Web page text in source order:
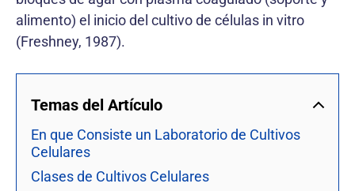
alimento) el inicio del cultivo de células in vitro
(Freshney, 1987).
Temas del Artículo
En que Consiste un Laboratorio de Cultivos
Celulares
Clases de Cultivos Celulares